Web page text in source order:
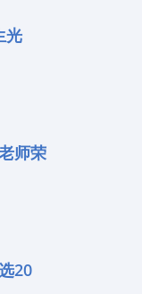
光
师荣
20